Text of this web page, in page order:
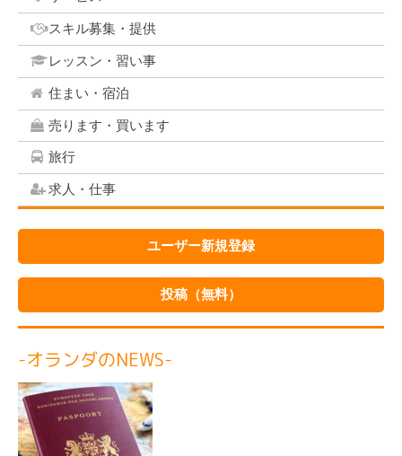
スキル募集・提供
レッスン・習い事
住まい・宿泊
売ります・買います
旅行
求人・仕事
ユーザー新規登録
投稿（無料）
-オランダのNEWS-